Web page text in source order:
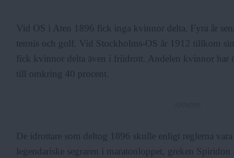
Vid OS i Aten 1896 fick inga kvinnor delta. Fyra år
tennis och golf. Vid Stockholms-OS år 1912 tillkom
fick kvinnor delta även i friidrott. Andelen kvinnor har
till omkring 40 procent.
De idrottare som deltog 1896 skulle enligt reglerna
legendariske segraren i maratonloppet, greken